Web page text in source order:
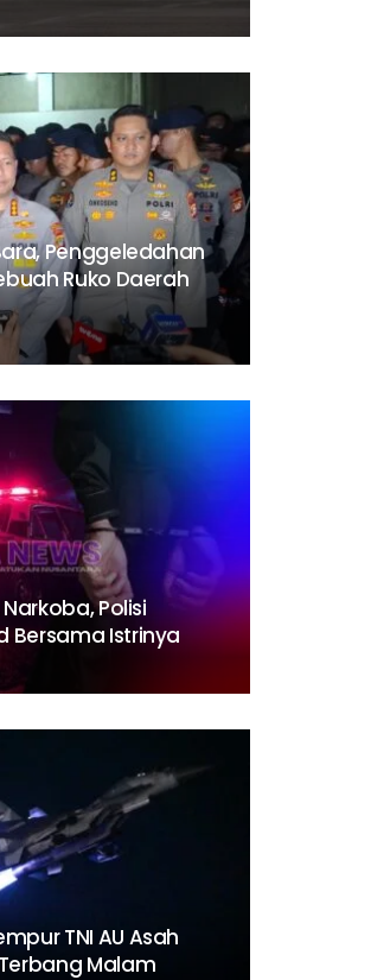
Penggeledahan
Ruko Daerah
Polisi
Bersama Istrinya
TNI AU Asah
Malam